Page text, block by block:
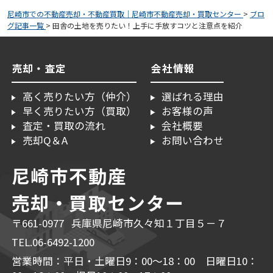
尼崎市での不動産売却・不動産買取｜尼崎市不動産売却・買取センター > ブロ
グ記事一覧 > 田舎の土地を売りたい！上手に手放すコツと注意点を紹介
売却・査定
高く売りたい方（仲介）
早く売りたい方（買取）
査定・買取の流れ
売却Q＆A
会社情報
選ばれる理由
お客様の声
会社概要
お問い合わせ
尼崎市不動産
売却・買取センター
〒661-0977 兵庫県尼崎市久々知１丁目５－７
TEL.06-6492-1200
営業時間：平日・土曜日9：00～18：00 日曜日10：